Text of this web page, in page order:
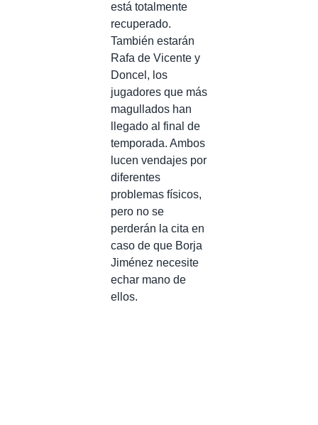
está totalmente
recuperado.
También estarán
Rafa de Vicente y
Doncel, los
jugadores que más
magullados han
llegado al final de
temporada. Ambos
lucen vendajes por
diferentes
problemas físicos,
pero no se
perderán la cita en
caso de que Borja
Jiménez necesite
echar mano de
ellos.